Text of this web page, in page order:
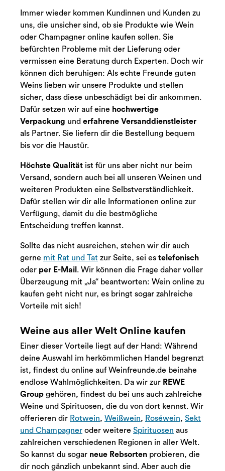
Immer wieder kommen Kundinnen und Kunden zu
uns, die unsicher sind, ob sie Produkte wie Wein
oder Champagner online kaufen sollen. Sie
befürchten Probleme mit der Lieferung oder
vermissen eine Beratung durch Experten. Doch wir
können dich beruhigen: Als echte Freunde guten
Weins lieben wir unsere Produkte und stellen
sicher, dass diese unbeschädigt bei dir ankommen.
Dafür setzen wir auf eine hochwertige
Verpackung und erfahrene Versanddienstleister
als Partner. Sie liefern dir die Bestellung bequem
bis vor die Haustür.
Höchste Qualität ist für uns aber nicht nur beim
Versand, sondern auch bei all unseren Weinen und
weiteren Produkten eine Selbstverständlichkeit.
Dafür stellen wir dir alle Informationen online zur
Verfügung, damit du die bestmögliche
Entscheidung treffen kannst.
Sollte das nicht ausreichen, stehen wir dir auch
gerne mit Rat und Tat zur Seite, sei es telefonisch
oder per E-Mail . Wir können die Frage daher voller
Überzeugung mit „Ja“ beantworten: Wein online zu
kaufen geht nicht nur, es bringt sogar zahlreiche
Vorteile mit sich!
Weine aus aller Welt Online kaufen
Einer dieser Vorteile liegt auf der Hand: Während
deine Auswahl im herkömmlichen Handel begrenzt
ist, findest du online auf Weinfreunde.de beinahe
endlose Wahlmöglichkeiten. Da wir zur REWE
Group gehören, findest du bei uns auch zahlreiche
Weine und Spirituosen, die du von dort kennst. Wir
offerieren dir Rotwein, Weißwein, Roséwein, Sekt
und Champagner oder weitere Spirituosen aus
zahlreichen verschiedenen Regionen in aller Welt.
So kannst du sogar neue Rebsorten probieren, die
dir noch gänzlich unbekannt sind. Aber auch die